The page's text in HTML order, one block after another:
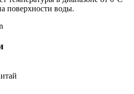
поверхности воды.